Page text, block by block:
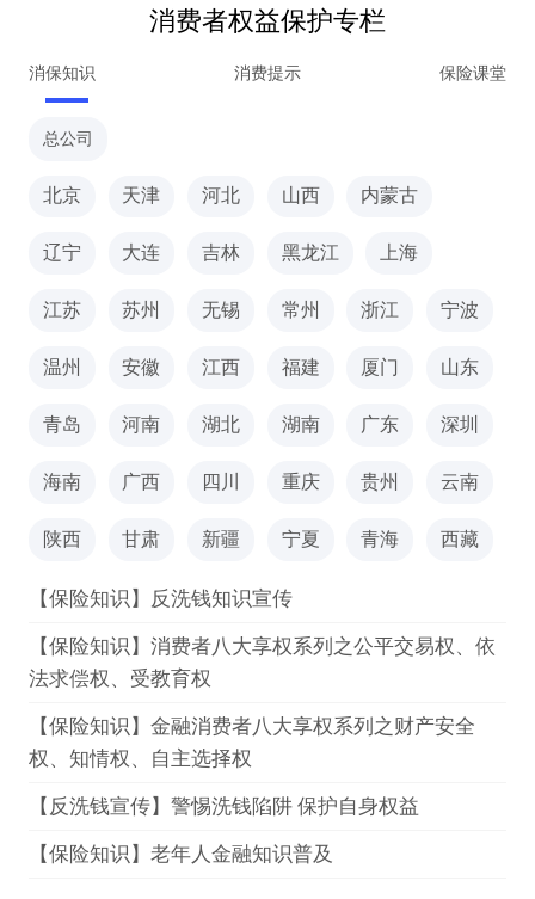
消费者权益保护专栏
消保知识 消费提示 保险课堂
总公司
北京 天津 河北 山西 内蒙古
辽宁 大连 吉林 黑龙江 上海
江苏 苏州 无锡 常州 浙江 宁波
温州 安徽 江西 福建 厦门 山东
青岛 河南 湖北 湖南 广东 深圳
海南 广西 四川 重庆 贵州 云南
陕西 甘肃 新疆 宁夏 青海 西藏
【保险知识】反洗钱知识宣传
【保险知识】消费者八大享权系列之公平交易权、依
法求偿权、受教育权
【保险知识】金融消费者八大享权系列之财产安全
权、知情权、自主选择权
【反洗钱宣传】警惕洗钱陷阱 保护自身权益
【保险知识】老年人金融知识普及